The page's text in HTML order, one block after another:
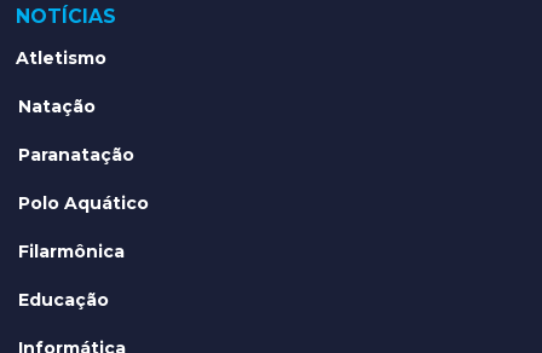
NOTÍCIAS
Atletismo
Natação
Paranatação
Polo Aquático
Filarmônica
Educação
Informática